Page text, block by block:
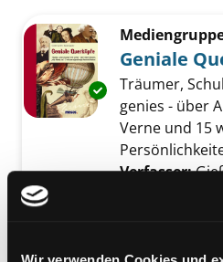
Zu den Suchfiltern springen
Exemplar-Details
Geniale
Träumer,
genies - über
Verne und 15
Verfasser: